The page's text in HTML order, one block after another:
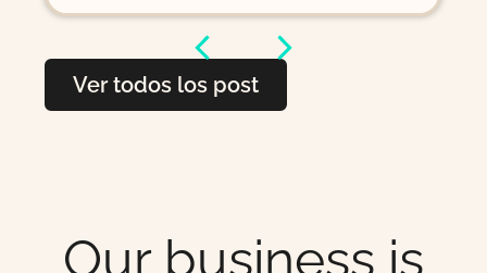
Ver todos los post
Our business is